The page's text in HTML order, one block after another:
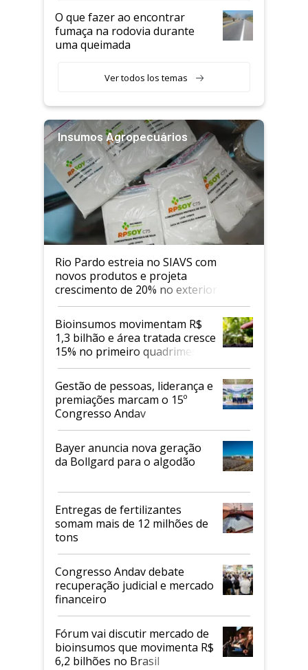
O que fazer ao encontrar
fumaça na rodovia durante
uma queimada
Ver todos los temas
Insumos Agropecuários
Rio Pardo estreia no SIAVS com
novos produtos e projeta
crescimento de 20% no exterior
Bioinsumos movimentam R$
1,3 bilhão e área tratada cresce
15% no primeiro quadrimestre
de 2026
Gestão de pessoas, liderança e
premiações marcam o 15º
Congresso Andav
Bayer anuncia nova geração
da Bollgard para o algodão
Entregas de fertilizantes
somam mais de 12 milhões de
tons
Congresso Andav debate
recuperação judicial e mercado
financeiro
Fórum vai discutir mercado de
bioinsumos que movimenta R$
6,2 bilhões no Brasil